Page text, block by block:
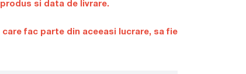
si data de livrare.
fac parte din aceeasi lucrare, sa fie